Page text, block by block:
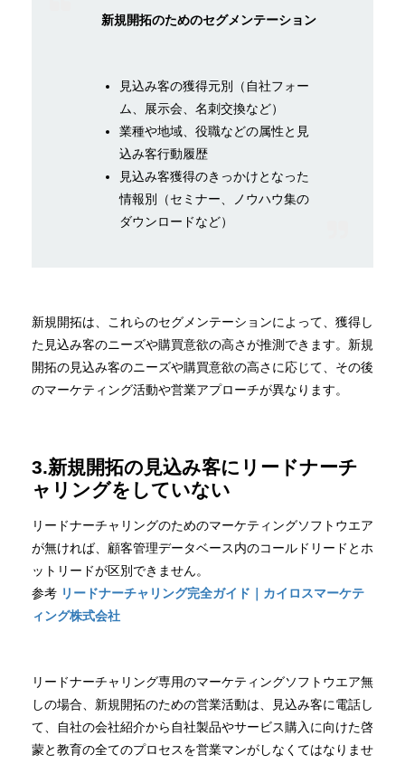
新規開拓のためのセグメンテーション
見込み客の獲得元別（自社フォー
ム、展示会、名刺交換など）
業種や地域、役職などの属性と見
込み客行動履歴
見込み客獲得のきっかけとなった
情報別（セミナー、ノウハウ集の
ダウンロードなど）
新規開拓は、これらのセグメンテーションによって、獲得し
た見込み客のニーズや購買意欲の高さが推測できます。新規
開拓の見込み客のニーズや購買意欲の高さに応じて、その後
のマーケティング活動や営業アプローチが異なります。
3.新規開拓の見込み客にリードナーチ
ャリングをしていない
リードナーチャリングのためのマーケティングソフトウエア
が無ければ、顧客管理データベース内のコールドリードとホ
ットリードが区別できません。
参考 リードナーチャリング完全ガイド｜カイロスマーケテ
ィング株式会社
リードナーチャリング専用のマーケティングソフトウエア無
しの場合、新規開拓のための営業活動は、見込み客に電話し
て、自社の会社紹介から自社製品やサービス購入に向けた啓
蒙と教育の全てのプロセスを営業マンがしなくてはなりませ